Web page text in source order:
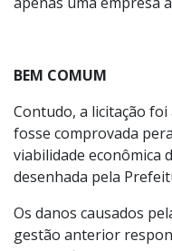
BEM COMUM
Contudo, a licitação
fosse comprovada
viabilidade econômica
desenhada pela
Os danos causados
gestão anterior